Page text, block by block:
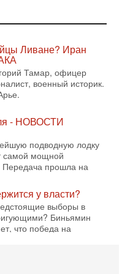
стала самой дорогой
её
Ливане? Иран
Тамар, офицер
военный историк.
- НОВОСТИ
подводную лодку
самой мощной
Передача прошла на
у власти?
выборы в
Биньямин
что победа на